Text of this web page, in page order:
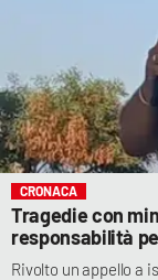
CRONACA
Tragedie con
responsabilità
Rivolto un appello a